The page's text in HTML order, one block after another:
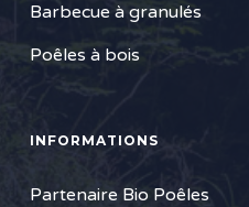
Barbecue à granulés
Poêles à bois
INFORMATIONS
Partenaire Bio Poêles